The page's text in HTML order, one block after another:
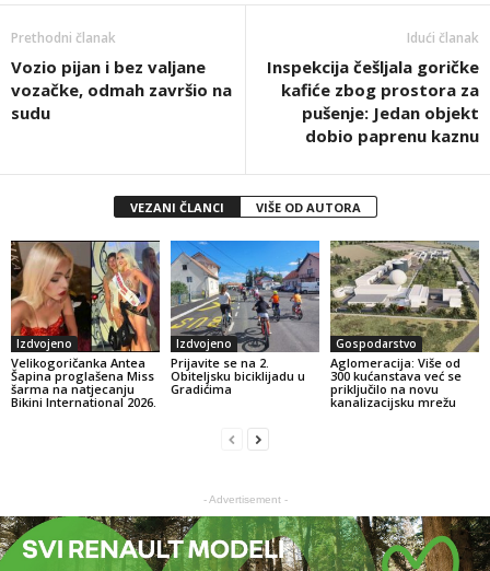
Prethodni članak
Vozio pijan i bez valjane
vozačke, odmah završio na
sudu
Idući članak
Inspekcija češljala goričke
kafiće zbog prostora za
pušenje: Jedan objekt
dobio paprenu kaznu
VEZANI ČLANCI VIŠE OD AUTORA
Izdvojeno
Velikogoričanka Antea
Šapina proglašena Miss
šarma na natjecanju
Bikini International 2026.
Izdvojeno
Prijavite se na 2.
Obiteljsku biciklijadu u
Gradićima
Gospodarstvo
Aglomeracija: Više od
300 kućanstava već se
priključilo na novu
kanalizacijsku mrežu
- Advertisement -